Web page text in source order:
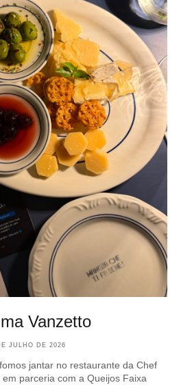
Vanzetto
JULHO DE 2026
jantar no restaurante da Chef
parceria com a Queijos Faixa